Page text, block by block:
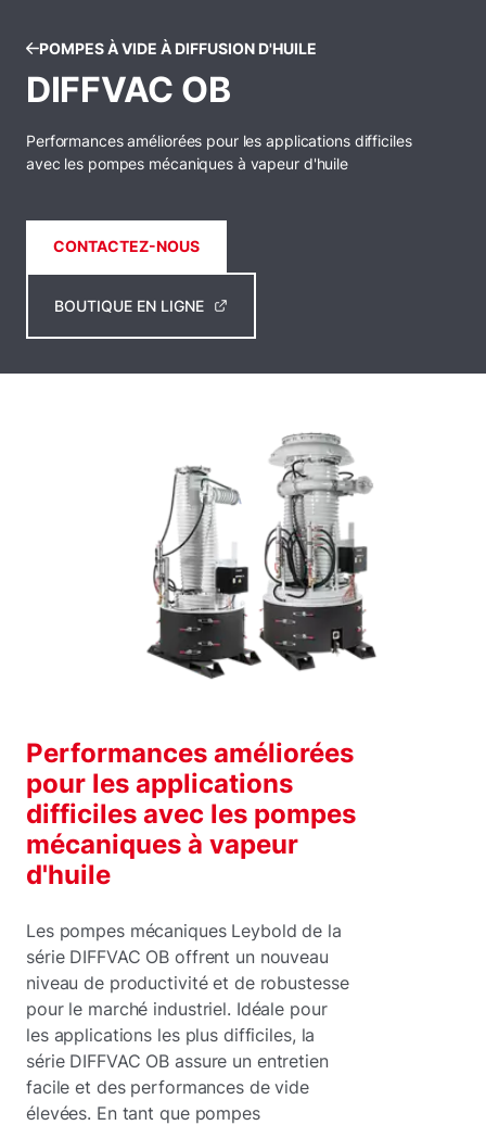
POMPES À VIDE À DIFFUSION D'HUILE
DIFFVAC OB
Performances améliorées pour les applications difficiles
avec les pompes mécaniques à vapeur d'huile
CONTACTEZ-NOUS
BOUTIQUE EN LIGNE
Performances améliorées
pour les applications
difficiles avec les pompes
mécaniques à vapeur
d'huile
Les pompes mécaniques Leybold de la
série DIFFVAC OB offrent un nouveau
niveau de productivité et de robustesse
pour le marché industriel. Idéale pour
les applications les plus difficiles, la
série DIFFVAC OB assure un entretien
facile et des performances de vide
élevées. En tant que pompes